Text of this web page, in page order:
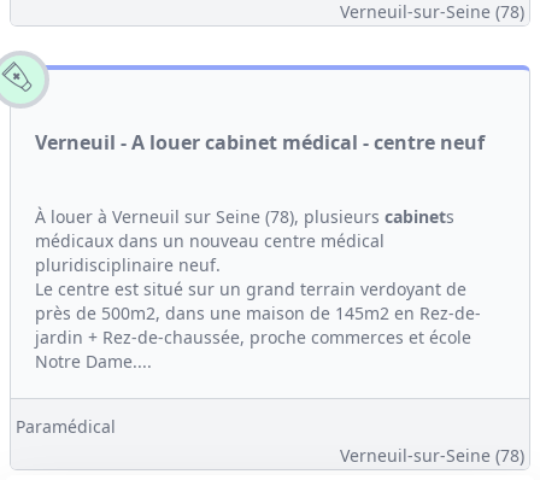
Verneuil-sur-Seine (78)
Verneuil - A louer cabinet médical - centre neuf
À louer à Verneuil sur Seine (78), plusieurs cabinets
médicaux dans un nouveau centre médical
pluridisciplinaire neuf.
Le centre est situé sur un grand terrain verdoyant de
près de 500m2, dans une maison de 145m2 en Rez-de-
jardin + Rez-de-chaussée, proche commerces et école
Notre Dame....
Paramédical
Verneuil-sur-Seine (78)